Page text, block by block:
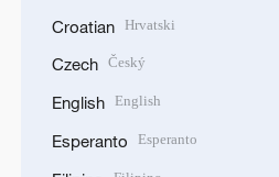
Croatian Hrvatski
Czech Český
English English
Esperanto Esperanto